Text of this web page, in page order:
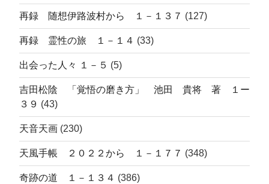
再録 随想伊路波村から １－１３７ (127)
再録 霊性の旅 １－１４ (33)
出会った人々 １－５ (5)
吉田松陰 「覚悟の磨き方」 池田 貴将 著 １ー
３９ (43)
天音天画 (230)
天風手帳 ２０２２から １－１７７ (348)
奇跡の道 １－１３４ (386)